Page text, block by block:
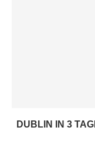
DUBLIN IN 3